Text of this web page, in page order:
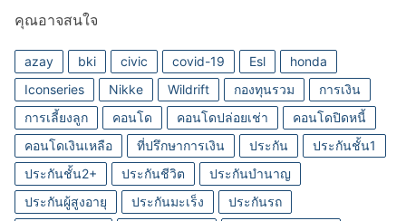
คุณอาจสนใจ
azay bki civic covid-19 Esl
honda
Iconseries
Nikke Wildrift กองทุนรวม
การเงิน
การเลี้ยงลูก
คอนโด คอนโดปล่อยเช่า
คอนโดปิดหนี้
คอนโดเงินเหลือ
ที่ปรึกษาการเงิน ประกัน
ประกันชั้น1
ประกันชั้น2+
ประกันชีวิต
ประกันบำนาญ
ประกันผู้สูงอายุ
ประกันมะเร็ง
ประกันรถ